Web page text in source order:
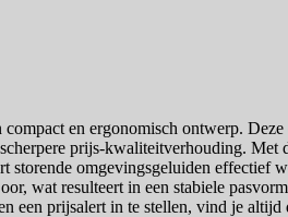
en ergonomisch ontwerp.
prijs-kwaliteitverhouding. Met
omgevingsgeluiden effectief
wat resulteert in een stabiele
prijsalert in te stellen, vind je altijd